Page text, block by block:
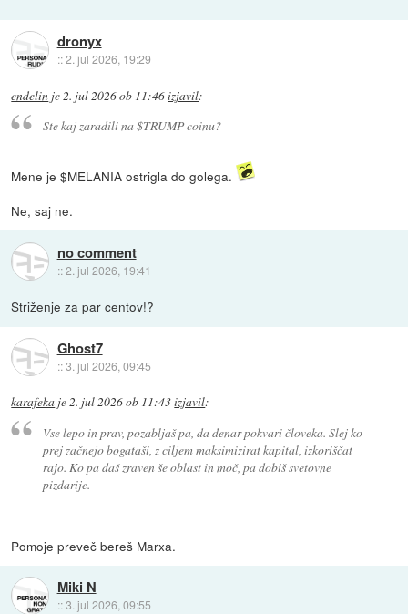
dronyx
::2. jul 2026, 19:29
endelin je2. jul 2026 ob 11:46izjavil:
Ste kaj zaradili na $TRUMP coinu?
Mene je $MELANIA ostrigla do golega.
Ne, saj ne.
no comment
::2. jul 2026, 19:41
Striženje za par centov!?
Ghost7
::3. jul 2026, 09:45
karafeka je2. jul 2026 ob 11:43izjavil:
Vse lepo in prav, pozabljaš pa, da denar pokvari človeka. Slej ko
prej začnejo bogataši, z ciljem maksimizirat kapital, izkoriščat
rajo. Ko pa daš zraven še oblast in moč, pa dobiš svetovne
pizdarije.
Pomoje preveč bereš Marxa.
Miki N
::3. jul 2026, 09:55